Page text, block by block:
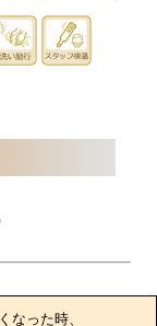
なった時、